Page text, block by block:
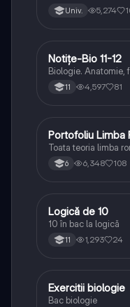
Univ. 5,274
Biologie
Notițe-Bio 11-12
Biologie. Anatomie,
11 4,597 81
Limba și literatura
Portofoliu Limba
Toata teoria limba
6 6,348 108
Logică
Logică de 10
10 în bac la logică
11 1,293 24
Biologie
Exercitii biologie
Bac biologie